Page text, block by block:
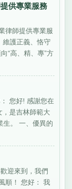
供專業服務
律師提供專業服
維護正義、恪守
“高、精、專”方
您好! 感謝您在
是吉林師範大
生。 一、優異的
迎來到，我們
順！ 您好： 我